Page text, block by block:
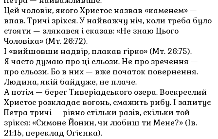
Цей чоловік, якого Христос назвав «каменем» —
впав. Тричі зрікся. У найважчу ніч, коли треба було
стояти — злякався і сказав: «Не знаю Цього
Чоловіка» (Мт. 26:72).
І «вийшовши надвір, плакав гірко» (Мт. 26:75).
Я часто думаю про ці сльози. Не про зречення —
про сльози. Бо в них — вже початок повернення.
Людина, якій байдуже, не плаче.
А потім — берег Тиверіадського озера. Воскреслий
Христос розкладає вогонь, смажить рибу. І запитує
Петра тричі — рівно стільки разів, скільки той
зрікся: «Симоне Йонин, чи любиш ти Мене?» (Ів.
21:15, переклад Огієнка).